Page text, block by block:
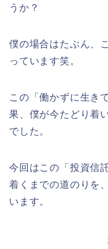
うか？
僕の場合はたぶん、
っています笑。
この「働かずに生き
果、僕が今たどり着
でした。
今回はこの「投資信
着くまでの道のりを
います。